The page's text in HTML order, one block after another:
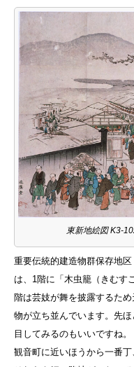
東新地絵図 K3-
重要伝統的建造物群保存地
は、1階に「木虫籠（きむす
階は芸妓が舞を披露するた
物が立ち並んでいます。先
目してみるのもいいですね。
観音町に近いほうから一番